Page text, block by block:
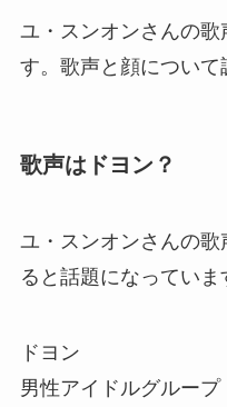
ユ・スンオンさんの
す。歌声と顔について
歌声はドヨン？
ユ・スンオンさんの
ると話題になっていま
ドヨン
男性アイドルグルー